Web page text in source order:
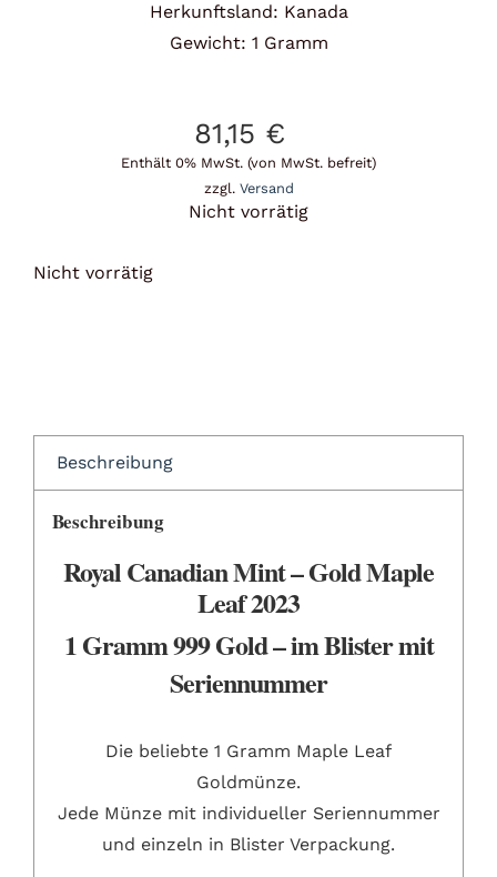
Herkunftsland: Kanada
Gewicht: 1 Gramm
81,15 €
Enthält 0% MwSt. (von MwSt. befreit)
zzgl. Versand
Nicht vorrätig
Nicht vorrätig
Beschreibung
Beschreibung
Royal Canadian Mint – Gold Maple
Leaf 2023
1 Gramm 999 Gold – im Blister mit
Seriennummer
Die beliebte 1 Gramm Maple Leaf
Goldmünze.
Jede Münze mit individueller Seriennummer
und einzeln in Blister Verpackung.